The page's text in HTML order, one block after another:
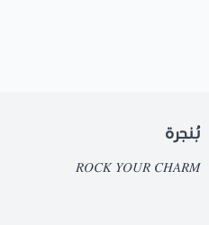
بُنجرة
𝑅𝑂𝐶𝐾 𝑌𝑂𝑈𝑅 𝐶𝐻𝐴𝑅𝑀